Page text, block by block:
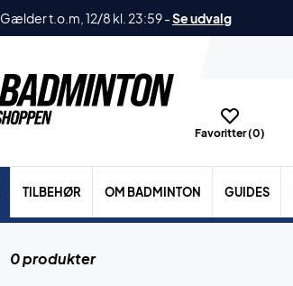
Gælder t.o.m, 12/8 kl. 23:59-Se udvalg
Favoritter (0)
TILBEHØR OM BADMINTON GUIDES
0 produkter